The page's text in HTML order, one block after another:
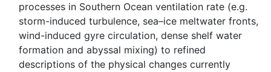
processes in Southern Ocean ventilation rate (e.g.
storm-induced turbulence, sea–ice meltwater fronts,
wind-induced gyre circulation, dense shelf water
formation and abyssal mixing) to refined
descriptions of the physical changes currently